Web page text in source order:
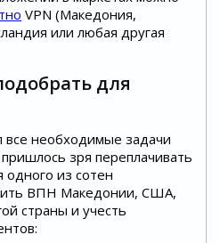
VPN (Македония,
или любая другая
для
все необходимые задачи
зря переплачивать
одного из сотен
ВПН Македонии, США,
страны и учесть